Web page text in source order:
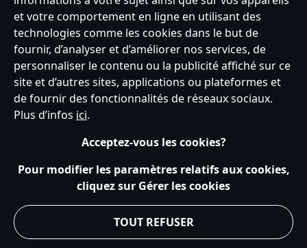
France
Service clients Conditions d’utilisation
Trouver un magasin
Plan du site
Règles de respect de la vie privée
Politique de cookies
Notice relative à la confidentialité
Conditions générales de vente
et votre comportement en ligne en utilisant des
technologies comme les cookies dans le but de
fournir, d’analyser et d’améliorer nos services, de
personnaliser le contenu ou la publicité affiché sur ce
site et d’autres sites, applications ou plateformes et
de fournir des fonctionnalités de réseaux sociaux.
Plus d’infos ici.
Acceptez-vous les cookies?
Pour modifier les paramètres relatifs aux cookies,
cliquez sur Gérer les cookies
TOUT REFUSER